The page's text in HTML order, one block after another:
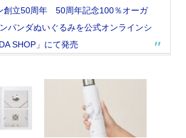
創立50周年 50周年記念100％オーガ
パンダぬいぐるみを公式オンラインシ
SHOP」にて発売